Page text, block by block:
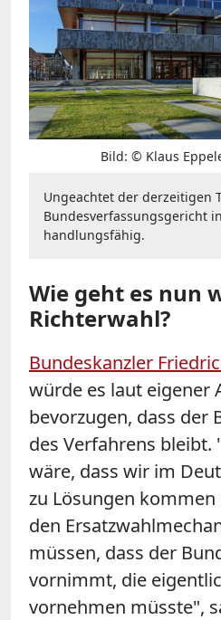
Bild: © Klaus
Ungeachtet der derzeitigen
Bundesverfassungsgericht
handlungsfähig.
Wie geht es nun
Richterwahl?
Bundeskanzler
würde es laut eigener
bevorzugen, dass der
des Verfahrens bleibt.
wäre, dass wir im
zu Lösungen
den
müssen, dass der
vornimmt, die
vornehmen müsste",